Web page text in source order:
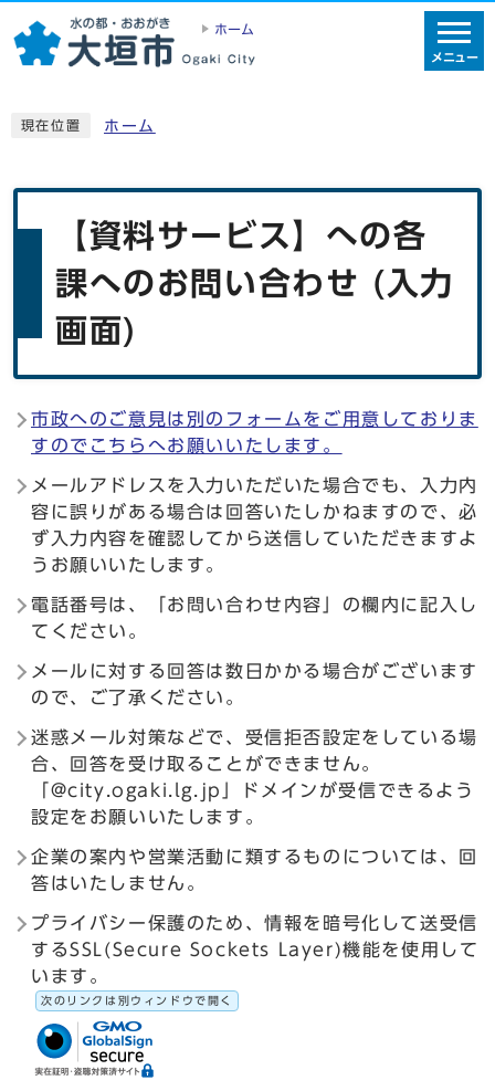
ホーム
メニュー
現在位置 ホーム
【資料サービス】への各
課へのお問い合わせ (入力
画面)
市政へのご意見は別のフォームをご用意しておりま
すのでこちらへお願いいたします。
メールアドレスを入力いただいた場合でも、入力内
容に誤りがある場合は回答いたしかねますので、必
ず入力内容を確認してから送信していただきますよ
うお願いいたします。
電話番号は、「お問い合わせ内容」の欄内に記入し
てください。
メールに対する回答は数日かかる場合がございます
ので、ご了承ください。
迷惑メール対策などで、受信拒否設定をしている場
合、回答を受け取ることができません。
「@city.ogaki.lg.jp」ドメインが受信できるよう
設定をお願いいたします。
企業の案内や営業活動に類するものについては、回
答はいたしません。
プライバシー保護のため、情報を暗号化して送受信
するSSL(Secure Sockets Layer)機能を使用して
います。
次のリンクは別ウィンドウで開く